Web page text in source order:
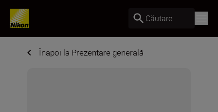
Căutare
Înapoi la Prezentare generală